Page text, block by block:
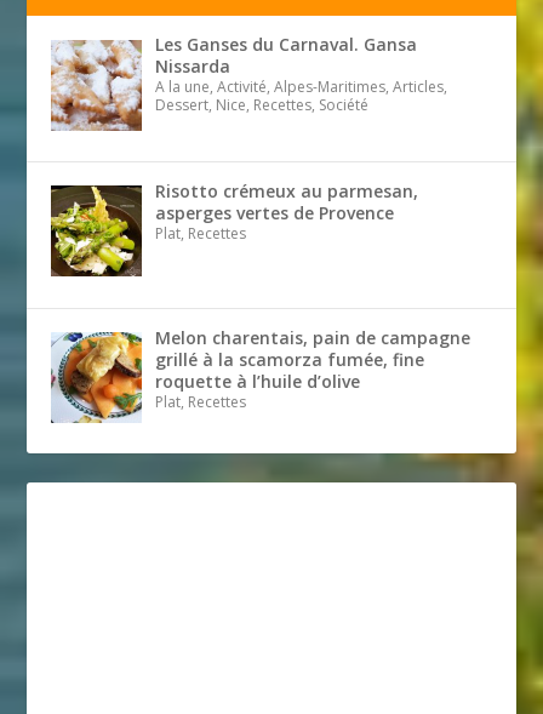
Les Ganses du Carnaval. Gansa
Nissarda
A la une, Activité, Alpes-Maritimes, Articles,
Dessert, Nice, Recettes, Société
Risotto crémeux au parmesan,
asperges vertes de Provence
Plat, Recettes
Melon charentais, pain de campagne
grillé à la scamorza fumée, fine
roquette à l’huile d’olive
Plat, Recettes